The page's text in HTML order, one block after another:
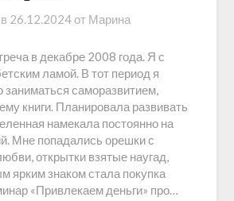
26.12.2024от Марина
в декабре 2008 года. Я с
ламой. В тот период я
заниматься саморазвитием,
книги. Планировала развивать
намекала постоянно на
Мне попадались орешки с
открытки взятые наугад,
ярким знаком стала покупка
«Привлекаем деньги» про…